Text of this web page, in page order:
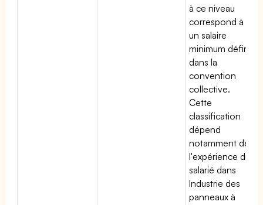
à ce niveau
correspond à
un salaire
minimum défini
dans la
convention
collective.
Cette
classification
dépend
notamment de
l'expérience du
salarié dans
Industrie des
panneaux à